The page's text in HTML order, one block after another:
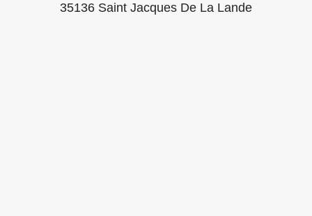
35136 Saint Jacques De La Lande